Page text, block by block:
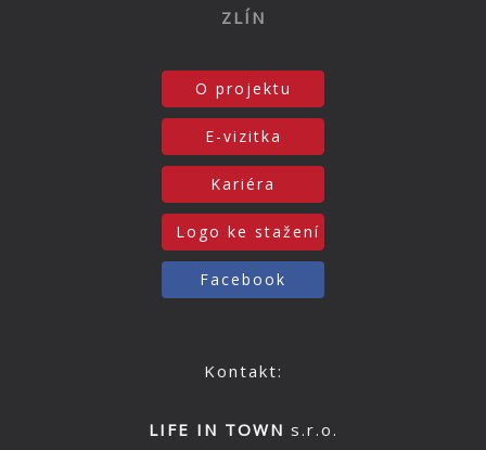
ZLÍN
O projektu
E-vizitka
Kariéra
Logo ke stažení
Facebook
Kontakt:
LIFE IN TOWN s.r.o.